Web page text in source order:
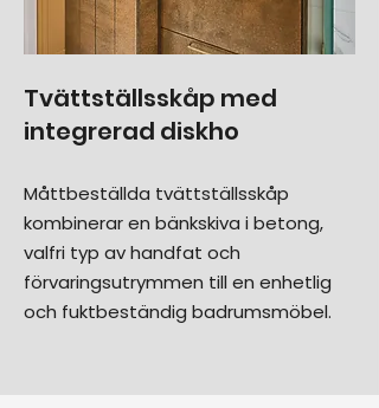
Tvättställsskåp med
integrerad diskho
Måttbeställda tvättställsskåp
kombinerar en bänkskiva i betong,
valfri typ av handfat och
förvaringsutrymmen till en enhetlig
och fuktbeständig badrumsmöbel.